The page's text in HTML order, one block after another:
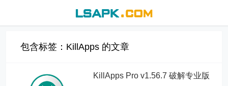
包含标签：KillApps 的文章
KillApps Pro v1.56.7 破解专业版